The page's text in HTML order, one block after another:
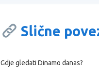
Slične
Gdje gledati Dinamo danas?